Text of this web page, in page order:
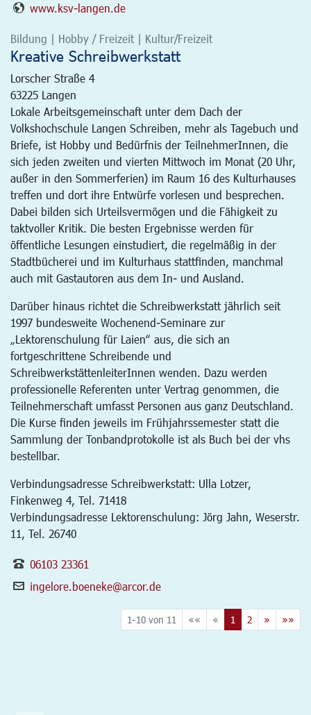
www.ksv-langen.de
Bildung | Hobby / Freizeit | Kultur/Freizeit
Kreative Schreibwerkstatt
Lorscher Straße 4
63225 Langen
Lokale Arbeitsgemeinschaft unter dem Dach der
Volkshochschule Langen Schreiben, mehr als Tagebuch und
Briefe, ist Hobby und Bedürfnis der TeilnehmerInnen, die
sich jeden zweiten und vierten Mittwoch im Monat (20 Uhr,
außer in den Sommerferien) im Raum 16 des Kulturhauses
treffen und dort ihre Entwürfe vorlesen und besprechen.
Dabei bilden sich Urteilsvermögen und die Fähigkeit zu
taktvoller Kritik. Die besten Ergebnisse werden für
öffentliche Lesungen einstudiert, die regelmäßig in der
Stadtbücherei und im Kulturhaus stattfinden, manchmal
auch mit Gastautoren aus dem In- und Ausland.
Darüber hinaus richtet die Schreibwerkstatt jährlich seit
1997 bundesweite Wochenend-Seminare zur
„Lektorenschulung für Laien“ aus, die sich an
fortgeschrittene Schreibende und
SchreibwerkstättenleiterInnen wenden. Dazu werden
professionelle Referenten unter Vertrag genommen, die
Teilnehmerschaft umfasst Personen aus ganz Deutschland.
Die Kurse finden jeweils im Frühjahrssemester statt die
Sammlung der Tonbandprotokolle ist als Buch bei der vhs
bestellbar.
Verbindungsadresse Schreibwerkstatt: Ulla Lotzer,
Finkenweg 4, Tel. 71418
Verbindungsadresse Lektorenschulung: Jörg Jahn, Weserstr.
11, Tel. 26740
06103 23361
ingelore.boeneke@arcor.de
1-10 von 11 «« « 1 2 » »»